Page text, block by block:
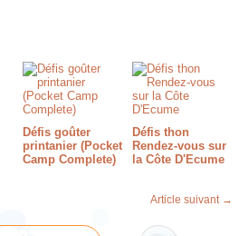
Défis goûter
printanier (Pocket
Camp Complete)
Défis thon
Rendez-vous sur
la Côte D'Ecume
Article suivant →